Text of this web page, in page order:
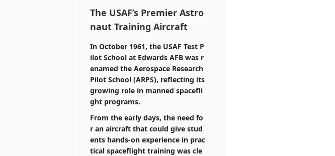
The USAF’s Premier Astro
naut Training Aircraft
In October 1961, the USAF Test P
ilot School at Edwards AFB was r
enamed the Aerospace Research
Pilot School (ARPS), reflecting its
growing role in manned spacefli
ght programs.
From the early days, the need fo
r an aircraft that could give stud
ents hands-on experience in prac
tical spaceflight training was cle